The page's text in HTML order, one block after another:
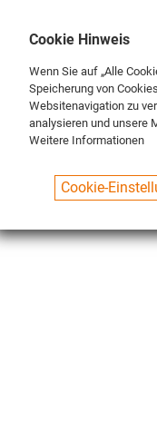
SPUELBOY.DE SHOP
Cookie Hinweis
Wenn Sie auf „Alle
Speicherung von
Websitenavigation zu
analysieren und unsere
Weitere Informationen
Cookie-